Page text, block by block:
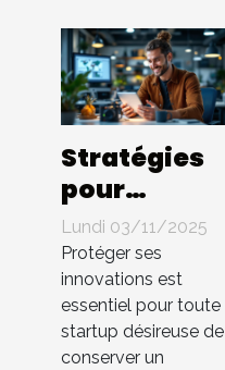
Stratégies
pour
protéger les
innovations
en startup
sans brevet
Lundi 03/11/2025
Protéger ses
innovations est
essentiel pour toute
startup désireuse de
conserver un